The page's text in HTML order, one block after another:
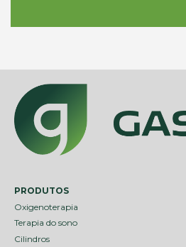
PRODUTOS
Oxigenoterapia
Terapia do sono
Cilindros